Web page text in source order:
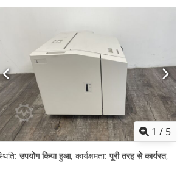
1 / 5
उपयोग किया हुआ, कार्यक्षमता:पूरी तरह से कार्यरत,